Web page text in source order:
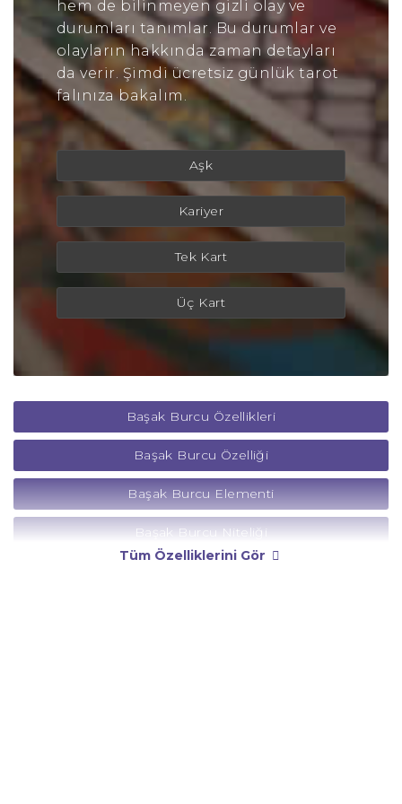
hem de bilinmeyen gizli olay ve
durumları tanımlar. Bu durumlar ve
olayların hakkında zaman detayları
da verir. Şimdi ücretsiz günlük tarot
falınıza bakalım.
Aşk
Kariyer
Tek Kart
Üç Kart
Başak Burcu Özellikleri
Başak Burcu Özelliği
Başak Burcu Elementi
Başak Burcu Niteliği
Tüm Özelliklerini Gör